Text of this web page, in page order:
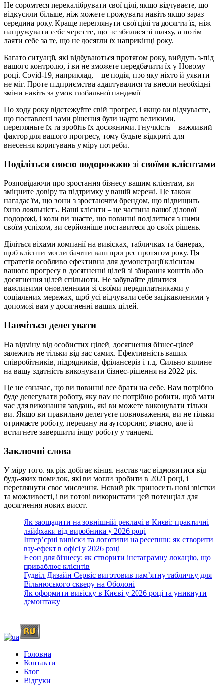
Не соромтеся перекалібрувати свої цілі, якщо відчуваєте, що
відкусили більше, ніж можете прожувати навіть якщо зараз
середина року. Краще переглянути свої цілі та досягти їх, ніж
напружувати себе через те, що не збилися зі шляху, а потім
лаяти себе за те, що не досягли їх наприкінці року.
Багато ситуації, які відбуваються протягом року, вийдуть з-під
вашого контролю, і ви не зможете передбачити їх у Новому
році. Covid-19, наприклад, – це подія, про яку ніхто й уявити
не міг. Проте підприємства адаптувалися та внесли необхідні
зміни навіть за умов глобальної пандемії.
По ходу року відстежуйте свій прогрес, і якщо ви відчуваєте,
що поставлені вами рішення були надто великими,
перегляньте їх та зробіть їх досяжними. Гнучкість – важливий
фактор для вашого прогресу, тому будьте відкриті для
внесення коригувань у міру потреби.
Поділіться своєю подорожжю зі своїми клієнтами
Розповідаючи про зростання бізнесу вашим клієнтам, ви
зміцните довіру та підтримку у вашій мережі. Це також
нагадає їм, що вони з зростаючим брендом, що підвищить
їхню лояльність. Ваші клієнти – це частина вашої ділової
подорожі, і коли ви знаєте, що повинні поділитися з ними
своїм успіхом, ви серйозніше поставитеся до своїх рішень.
Діліться віхами компанії на вивісках, табличках та банерах,
щоб клієнти могли бачити ваш прогрес протягом року. Ця
стратегія особливо ефективна для демонстрації клієнтам
вашого прогресу в досягненні цілей зі збирання коштів або
досягнення цілей спільноти. Не забувайте ділитися
важливими оновленнями зі своїми передплатниками у
соціальних мережах, щоб усі відчували себе зацікавленими у
допомозі вам у досягненні ваших цілей.
Навчіться делегувати
На відміну від особистих цілей, досягнення бізнес-цілей
залежить не тільки від вас самих. Ефективність ваших
співробітників, підрядників, фрілансерів і т.д. Сильно вплине
на вашу здатність виконувати бізнес-рішення на 2022 рік.
Це не означає, що ви повинні все брати на себе. Вам потрібно
буде делегувати роботу, яку вам не потрібно робити, щоб мати
час для виконання завдань, які ви можете виконувати тільки
ви. Якщо ви правильно делегуєте повноваження, ви не тільки
отримаєте роботу, передану на аутсорсинг, вчасно, але й
встигнете завершити іншу роботу у тандемі.
Заключні слова
У міру того, як рік добігає кінця, настав час відмовитися від
будь-яких помилок, які ви могли зробити в 2021 році, і
переглянути своє мислення. Новий рік приносить нові звістки
та можливості, і ви готові використати цей потенціал для
досягнення нових висот.
Як заощадити на зовнішній рекламі в Києві: практичні
лайфхаки від виробника у 2026 році
Інтер’єрні вивіски та логотипи на ресепшн: як створити
вау-ефект в офісі у 2026 році
Неон для бізнесу: як створити інстаграмну локацію, що
приваблює клієнтів
Гудвіл Дизайн Сервіс виготовив пам’ятну табличку для
Вільнюського скверу на Оболоні
Як оформити вивіску в Києві у 2026 році та уникнути
демонтажу
Головна
Контакти
Блог
Відгуки